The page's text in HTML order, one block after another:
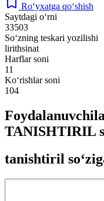
Ro‘yxatga qo‘shish
Saytdagi o‘rni
33503
So‘zning teskari yozilishi
lirithsinat
Harflar soni
11
Ko‘rishlar soni
104
TANISHTIRIL
tanishtiril